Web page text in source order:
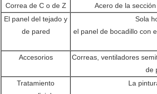
Correa de C o de Z
Acero de la
El panel del tejado y
de pared
Sola
el panel de bocadillo con
Accesorios
Correas, ventiladores
de
Tratamiento
La